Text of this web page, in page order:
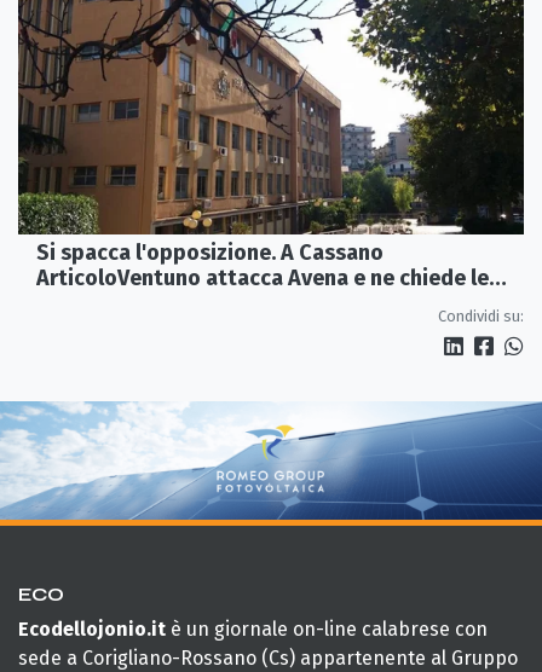
Si spacca l'opposizione. A Cassano
ArticoloVentuno attacca Avena e ne chiede le
Condividi su:
ECO
Ecodellojonio.it è un giornale on-line calabrese con
sede a Corigliano-Rossano (Cs) appartenente al Gruppo